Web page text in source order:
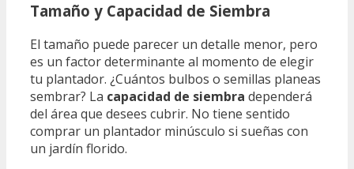
Tamaño y Capacidad de Siembra
El tamaño puede parecer un detalle menor, pero
es un factor determinante al momento de elegir
tu plantador. ¿Cuántos bulbos o semillas planeas
sembrar? La capacidad de siembra dependerá
del área que desees cubrir. No tiene sentido
comprar un plantador minúsculo si sueñas con
un jardín florido.